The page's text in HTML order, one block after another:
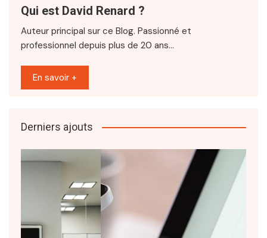
Qui est David Renard ?
Auteur principal sur ce Blog. Passionné et
professionnel depuis plus de 20 ans…
En savoir +
Derniers ajouts